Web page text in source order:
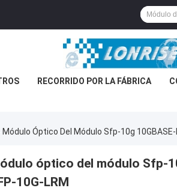
RECORRIDO POR LA FÁBRICA
Módulo Óptico Del Módulo Sfp-10g
óptico del módulo Sfp-
10G-LRM